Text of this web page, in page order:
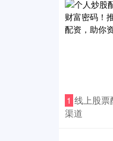
1 线上股票
渠道